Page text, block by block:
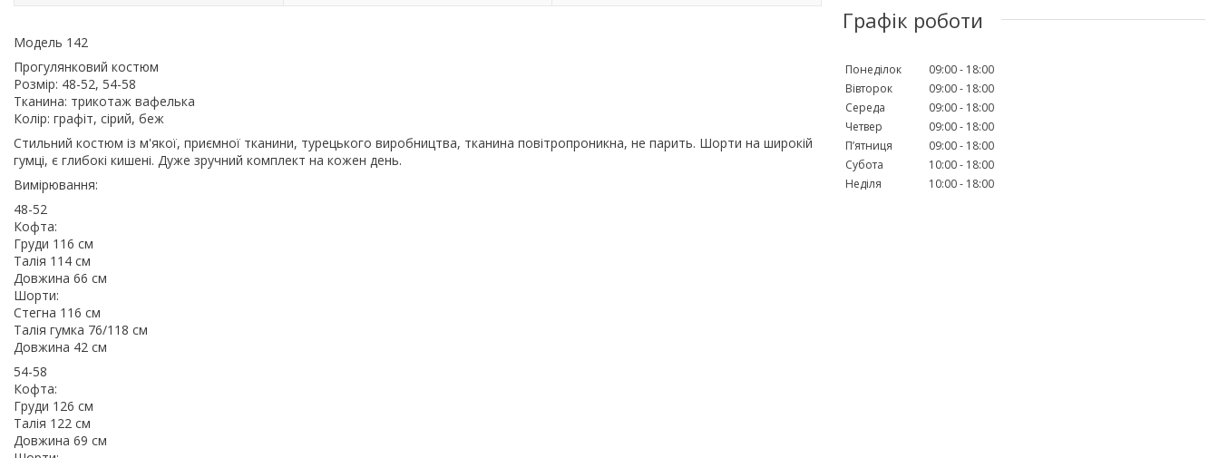
Модель 142
Прогулянковий костюм
Розмір: 48-52, 54-58
Тканина: трикотаж вафелька
Колір: графіт, сірий, беж
Стильний костюм із м'якої, приємної тканини, турецького виробництва, тканина повітропроникна, не парить. Шорти на широкій
гумці, є глибокі кишені. Дуже зручний комплект на кожен день.
Вимірювання:
48-52
Кофта:
Груди 116 см
Талія 114 см
Довжина 66 см
Шорти:
Стегна 116 см
Талія гумка 76/118 см
Довжина 42 см
54-58
Кофта:
Груди 126 см
Талія 122 см
Довжина 69 см
Графік роботи
Понеділок 09:00
18:00
Вівторок
09:00
18:00
Середа
09:00
18:00
Четвер
09:00
18:00
Пʼятниця
09:00
18:00
Субота
10:00
18:00
Неділя
10:00 18:00